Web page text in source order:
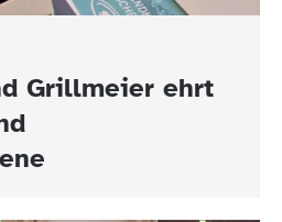
Grillmeier ehrt